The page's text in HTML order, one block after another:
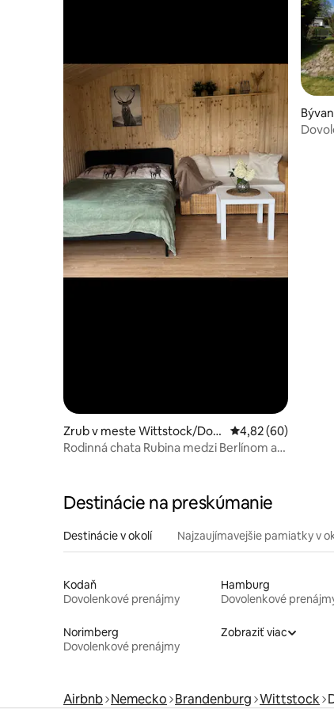
Zrub v meste Wittstock/Doss
e
Priemerné
4,82 (60)
Rodinná chata Rubina medzi Berlínom a
Destinácie na preskúmanie
Destinácie v okolí Najzaujímavejšie pamiatky v
Kodaň
Dovolenkové prenájmy
Hamburg
Dovolenkové
Norimberg
Dovolenkové prenájmy
Zobraziť viac
Airbnb Nemecko Brandenburg Wittstock